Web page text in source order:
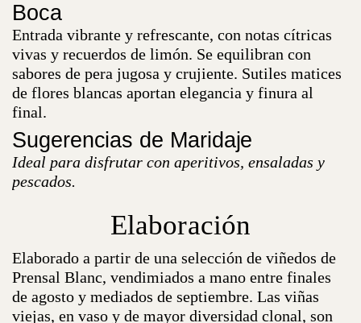
Boca
Entrada vibrante y refrescante, con notas cítricas
vivas y recuerdos de limón. Se equilibran con
sabores de pera jugosa y crujiente. Sutiles matices
de flores blancas aportan elegancia y finura al
final.
Sugerencias de Maridaje
Ideal para disfrutar con aperitivos, ensaladas y
pescados.
Elaboración
Elaborado a partir de una selección de viñedos de
Prensal Blanc, vendimiados a mano entre finales
de agosto y mediados de septiembre. Las viñas
viejas, en vaso y de mayor diversidad clonal, son